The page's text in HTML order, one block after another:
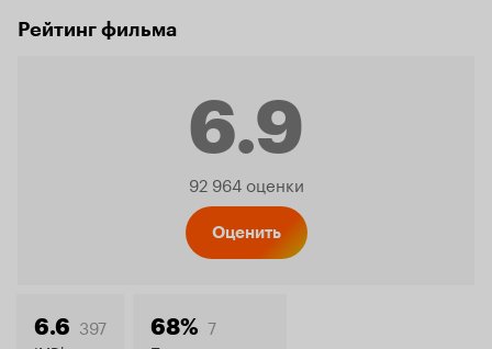
Рейтинг фильма
6.9
Рейтинг
92 964 оценки
Оценить
6.6 397 68% 7